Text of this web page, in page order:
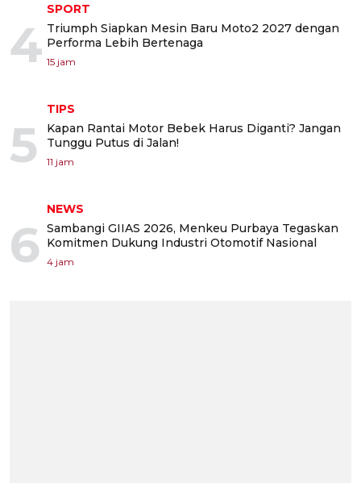
4
SPORT
Triumph Siapkan Mesin Baru Moto2 2027 dengan
Performa Lebih Bertenaga
15 jam
5
TIPS
Kapan Rantai Motor Bebek Harus Diganti? Jangan
Tunggu Putus di Jalan!
11 jam
6
NEWS
Sambangi GIIAS 2026, Menkeu Purbaya Tegaskan
Komitmen Dukung Industri Otomotif Nasional
4 jam